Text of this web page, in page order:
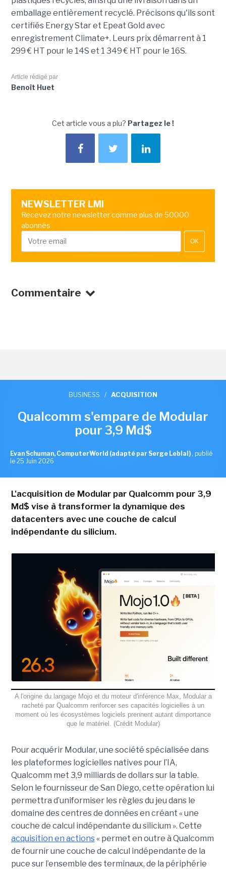
emballage entièrement recyclé. Précisons qu'ils sont
certifiés Energy Star et Epeat Gold avec
enregistrement Climate+. Leurs prix démarrent à 1
299 € HT pour le 14S et 1 349 € HT pour le 16S.
Article rédigé par
Benoît Huet
Cet article vous a plu? Partagez le !
NEWSLETTER LMI
Recevez notre newsletter comme plus de 50000
abonnés
OK
Commentaire
BUSINESS / ACQUISITION
Qualcomm s'empare de Modular
pour 3,9 Md$
Evan Schuman, ComputerWorld (adapté par Serge Leblal) , publié
le 25 Juin 2026
L'acquisition de Modular par Qualcomm pour 3,9
Md$ vise à transformer la dynamique des
datacenters avec une couche de calcul
indépendante du silicium.
A l'origine du langage Mojo et du moteur d'inférence Max, Modular a
racheté par Qualcomm renforcer ses capacités logicielles à un
moment où les écosystèmes logiciels prennent autant dimportance
que le matériel. (Crédit Modular)
Pour acquérir Modular, une société spécialisée dans
les plateformes logicielles natives pour l’IA,
Qualcomm met 3,9 milliards de dollars sur la table.
Selon le fournisseur de San Diego, cette opération lui
permettra d’uniformiser les règles du jeu dans le
domaine des centres de données en créant « une
couche de calcul indépendante du silicium ». Cette
acquisition en actions« permet en outre à Qualcomm
de fournir une couche de calcul indépendante de la
puce sur l’ensemble des terminaux, de la périphérie